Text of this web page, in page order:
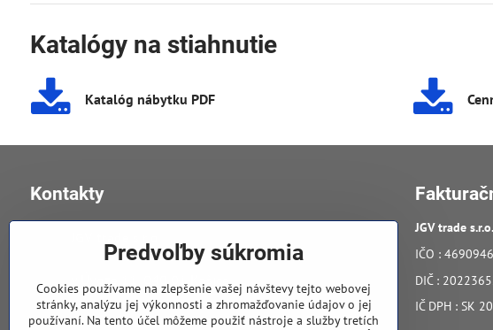
Katalógy na stiahnutie
Katalóg nábytku PDF
Kontakty
v Úvoze 11, 040 01 Košice
0905 258 196
JGV trade s​.r​.o​.
IČO :
DIČ :
IČ DPH : SK
Predvoľby súkromia
Cookies používame na zlepšenie vašej návštevy tejto webovej
stránky, analýzu jej výkonnosti a zhromažďovanie údajov o jej
používaní. Na tento účel môžeme použiť nástroje a služby tretích